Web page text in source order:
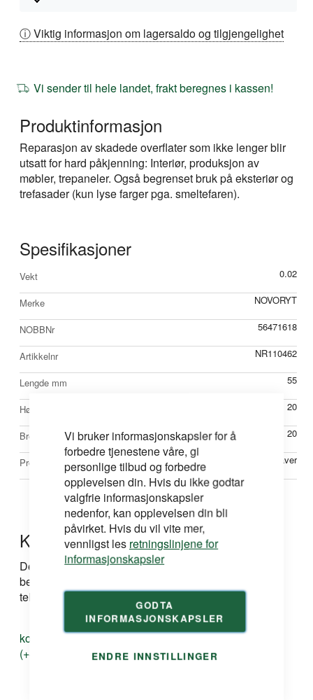
Vi bruker informasjonskapsler for å
forbedre tjenestene våre, gi
personlige tilbud og forbedre
opplevelsen din. Hvis du ikke godtar
valgfrie informasjonskapsler
nedenfor, kan opplevelsen din bli
påvirket. Hvis du vil vite mer,
vennligst les retningslinjene for
informasjonskapsler
GODTA
INFORMASJONSKAPSLER
ENDRE INNSTILLINGER
ⓘ Viktig informasjon om lagersaldo og tilgjengelighet
Vi sender til hele landet, frakt beregnes i kassen!
Produktinformasjon
Reparasjon av skadede overflater som ikke lenger blir
utsatt for hard påkjenning: Interiør, produksjon av
møbler, trepaneler. Også begrenset bruk på eksteriør og
trefasader (kun lyse farger pga. smeltefaren).
Spesifikasjoner
Mer
informasjon
Vekt 0.02
Merke NOVORYT
NOBBNr 56471618
Artikkelnr NR110462
Lengde mm 55
Høyde mm 20
Bredde mm 20
Produkttype Hardvoksstaver
Kontakt oss
Dersom du har spørsmål om produkt, løsning eller
bestilling kan du ta kontakt med oss på e-post eller
telefon:
kontakt@duri.no
(+47) 24 13 13 50